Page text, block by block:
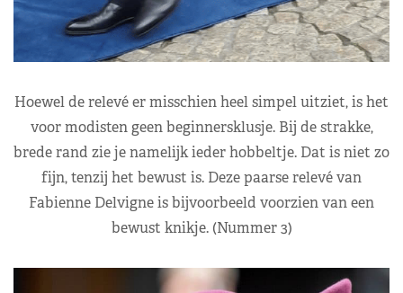
Hoewel de relevé er misschien heel simpel uitziet, is het
voor modisten geen beginnersklusje. Bij de strakke,
brede rand zie je namelijk ieder hobbeltje. Dat is niet zo
fijn, tenzij het bewust is. Deze paarse relevé van
Fabienne Delvigne is bijvoorbeeld voorzien van een
bewust knikje. (Nummer 3)